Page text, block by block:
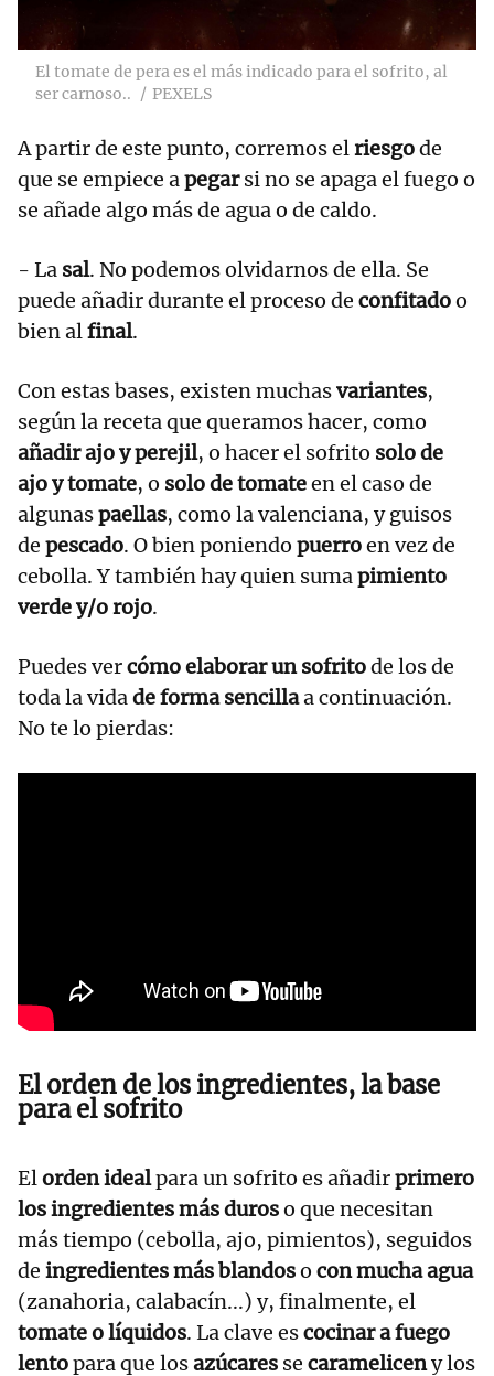
El tomate de pera es el más indicado para el sofrito, al
ser carnoso..
PEXELS
A partir de este punto, corremos elriesgode
que se empiece apegarsi no se apaga el fuego o
se añade algo más de agua o de caldo.
- La sal. No podemos olvidarnos de ella. Se
puede añadir durante el proceso de confitadoo
bien alfinal.
Con estas bases, existen muchasvariantes,
según la receta que queramos hacer, como
añadir ajo y perejil, o hacer el sofrito solo de
ajo y tomate, o solo de tomateen el caso de
algunaspaellas, como la valenciana, y guisos
de pescado. O bien poniendo puerroen vez de
cebolla. Y también hay quien sumapimiento
verde y/o rojo.
Puedes vercómo elaborar un sofritode los de
toda la vidade forma sencillaa continuación.
No te lo pierdas:
El orden de los ingredientes, la base
para el sofrito
Elorden idealpara un sofrito es añadirprimero
los ingredientes más duroso que necesitan
más tiempo (cebolla, ajo, pimientos), seguidos
de ingredientes más blandoso con mucha agua
(zanahoria, calabacín...) y, finalmente, el
tomate o líquidos. La clave escocinar a fuego
lentopara que losazúcares se carameliceny los